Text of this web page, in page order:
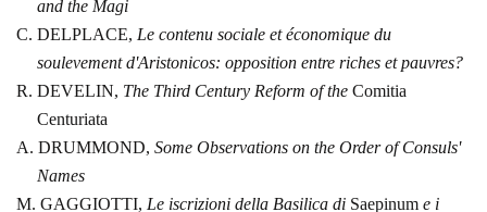
and the Magi
C. DELPLACE, Le contenu sociale et économique du
soulevement d'Aristonicos: opposition entre riches et pauvres?
R. DEVELIN, The Third Century Reform of the Comitia
Centuriata
A. DRUMMOND, Some Observations on the Orderof Consuls'
Names
M. GAGGIOTTI, Le iscrizioni della Basilica di Saepinum e i